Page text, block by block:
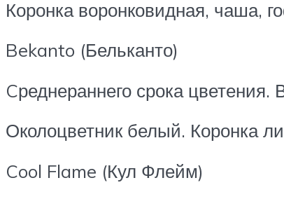
Коронка воронковидная, чаша,
Bekanto (Бельканто)
Cреднераннего срока
Околоцветник белый. Коронка
Cool Flame (Кул Флейм)